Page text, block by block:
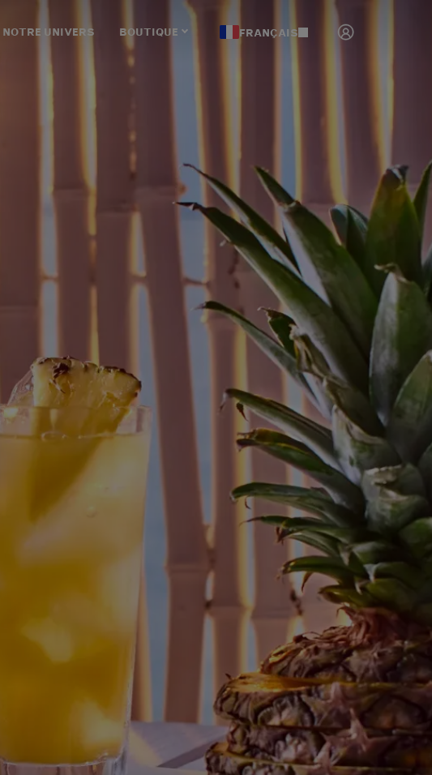
NOTRE UNIVERS BOUTIQUE FRANÇAIS